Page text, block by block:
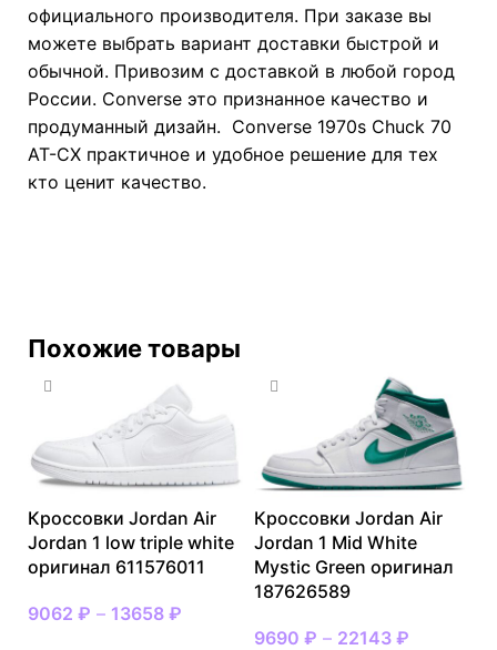
официального производителя. При заказе вы
можете выбрать вариант доставки быстрой и
обычной. Привозим с доставкой в любой город
России. Converse это признанное качество и
продуманный дизайн. Converse 1970s Chuck 70
AT-CX практичное и удобное решение для тех
кто ценит качество.
Похожие товары
Кроссовки Jordan Air
Jordan 1 low triple white
оригинал 611576011
9062 ₽ – 13658 ₽
Кроссовки Jordan Air
Jordan 1 Mid White
Mystic Green оригинал
187626589
9690 ₽ – 22143 ₽